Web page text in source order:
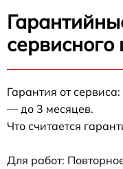
Гарантия от
— до 3 месяцев.
Что считается
Для работ: